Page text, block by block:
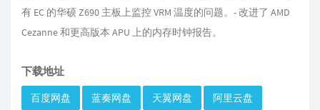
有 EC 的华硕 Z690 主板上监控 VRM 温度的问题。- 改进了 AMD
Cezanne 和更高版本 APU 上的内存时钟报告。
下载地址
百度网盘 蓝奏网盘 天翼网盘 阿里云盘